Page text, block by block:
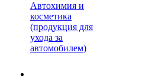
Автохимия и
косметика
(продукция для
ухода за
автомобилем)